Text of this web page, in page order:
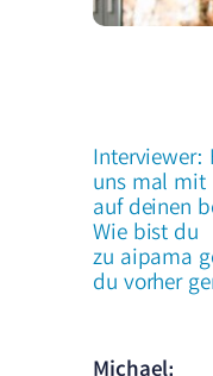
Interviewer:
uns mal mit
auf deinen
Wie bist du
zu aipama
du vorher
Michael: